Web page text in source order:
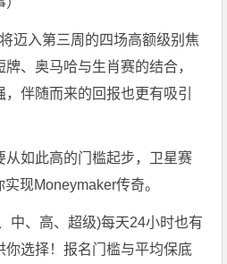
迈入第三周的四场高额级别焦
、奥马哈与生肖赛的结合，
伴随而来的回报也更有吸引
从如此高的门槛起步，卫星赛
现Moneymaker传奇。
中、高、超级)每天24小时也有
你选择！报名门槛与平均保底